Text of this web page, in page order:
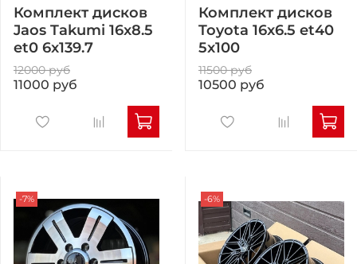
Комплект дисков
Jaos Takumi 16x8.5
et0 6x139.7
12000 руб
11000 руб
Комплект дисков
Toyota 16x6.5 et40
5x100
11500 руб
10500 руб
-7% -6%